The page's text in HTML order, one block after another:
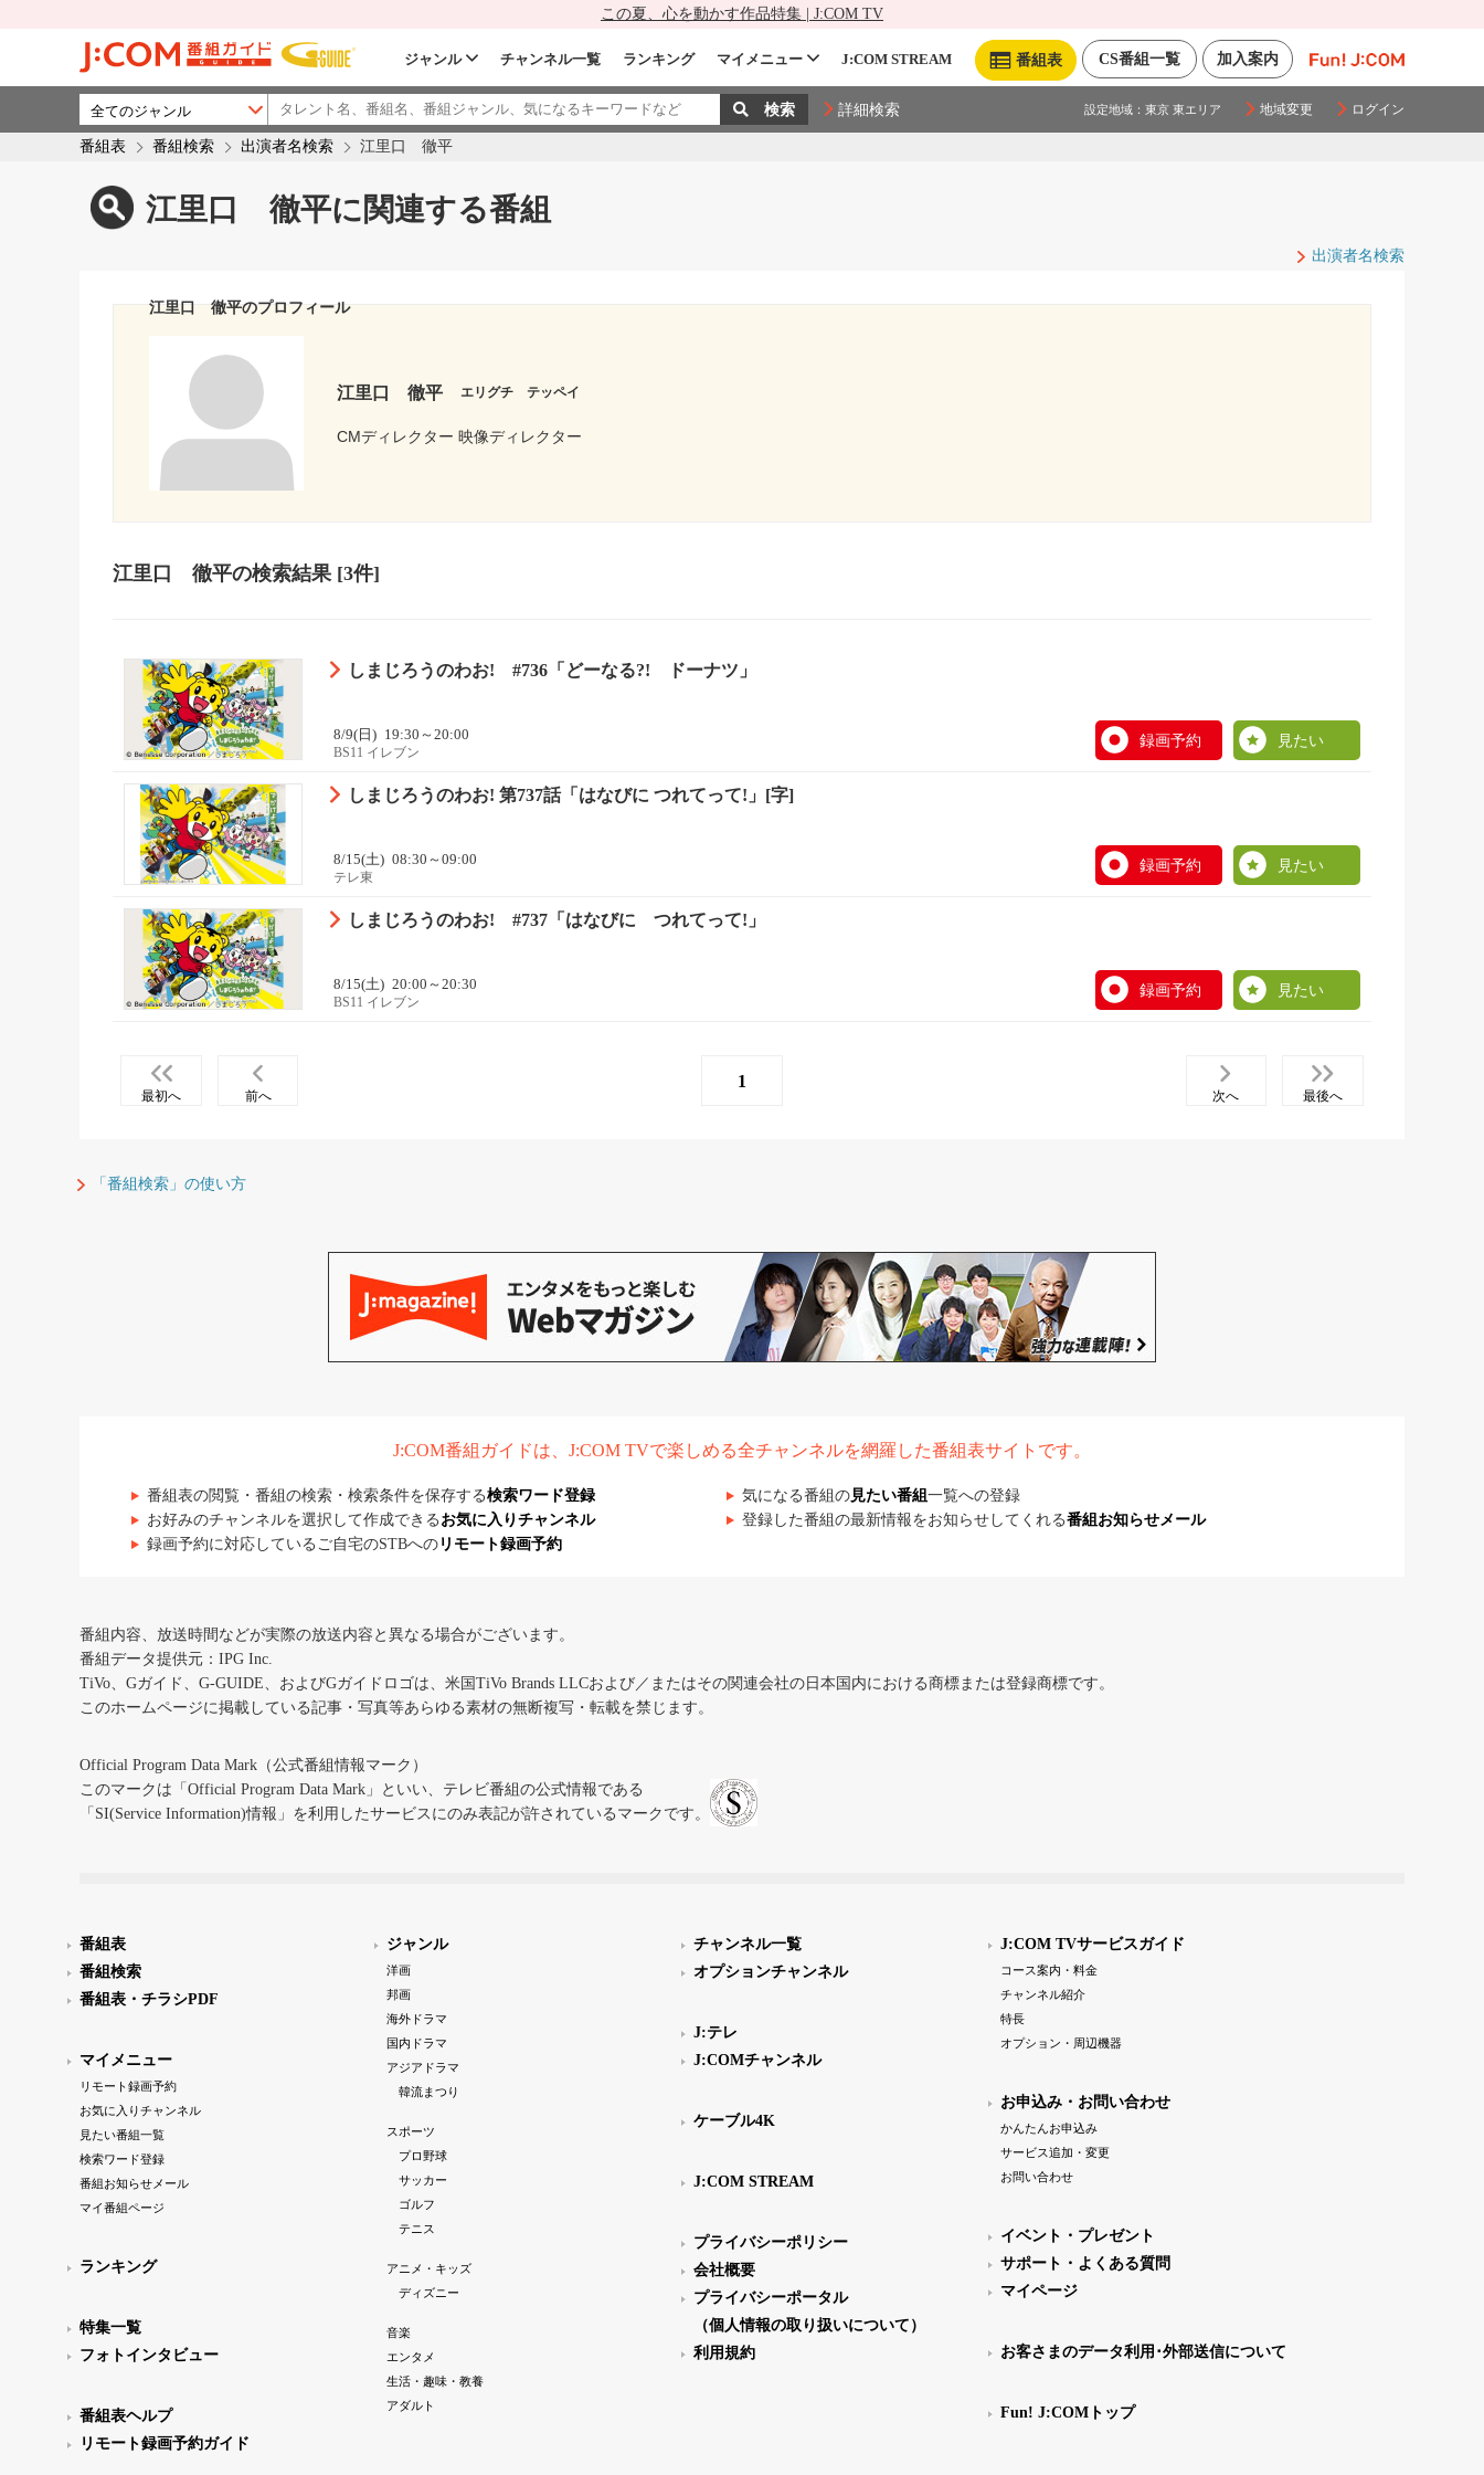
この夏、心を動かす作品特集 | J:COM TV
加入案内
CS番組一覧
番組表
ジャンル チャンネル一覧 ランキング マイメニュー J:COM STREAM
詳細検索 設定地域： 東京 東エリア 地域変更 ログイン
番組表 番組検索 出演者名検索 江里口 徹平
江里口 徹平に関連する番組
出演者名検索
江里口 徹平のプロフィール
江里口 徹平 エリグチ テッペイ
CMディレクター 映像ディレクター
江里口 徹平の検索結果[3件]
しまじろうのわお! #736「どーなる?! ドーナツ」
8/9(日) 19:30～20:00
BS11 イレブン
録画予約 見たい
しまじろうのわお! 第737話「はなびに つれてって!」[字]
8/15(土) 08:30～09:00
テレ東
録画予約 見たい
しまじろうのわお! #737「はなびに つれてって!」
8/15(土) 20:00～20:30
BS11 イレブン
録画予約 見たい
最初へ 前へ
1
次へ 最後へ
「番組検索」の使い方
J:COM番組ガイドは、J:COM TVで楽しめる全チャンネルを網羅した番組表サイトです。
番組表の閲覧・番組の検索・検索条件を保存する検索ワード登録 気になる番組の見たい番組 一覧への登録
お好みのチャンネルを選択して作成できる お気に入りチャンネル 登録した番組の最新情報をお知らせしてくれる番組お知らせメール
録画予約に対応しているご自宅のSTBへの リモート録画予約
番組内容、放送時間などが実際の放送内容と異なる場合がございます。
番組データ提供元：IPG Inc.
TiVo、Gガイド、G-GUIDE、およびGガイドロゴは、米国TiVo Brands LLCおよび／またはその関連会社の日本国内における商標または登録商標です。
このホームページに掲載している記事・写真等あらゆる素材の無断複写・転載を禁じます。
Official Program Data Mark（公式番組情報マーク）
このマークは「Official Program Data Mark」といい、テレビ番組の公式情報である
「SI(Service Information)情報」を利用したサービスにのみ表記が許されているマークです。
番組表
番組検索
番組表・チラシPDF
マイメニュー
リモート録画予約
お気に入りチャンネル
見たい番組一覧
検索ワード登録
番組お知らせメール
マイ番組ページ
ランキング
特集一覧
フォトインタビュー
番組表ヘルプ
リモート録画予約ガイド
ジャンル
洋画
邦画
海外ドラマ
国内ドラマ
アジアドラマ
韓流まつり
スポーツ
プロ野球
サッカー
ゴルフ
テニス
アニメ・キッズ
ディズニー
音楽
エンタメ
生活・趣味・教養
アダルト
チャンネル一覧
オプションチャンネル
J:テレ
J:COMチャンネル
ケーブル4K
J:COM STREAM
プライバシーポリシー
会社概要
プライバシーポータル
（個人情報の取り扱いについて）
利用規約
J:COM TVサービスガイド
コース案内・料金
チャンネル紹介
特長
オプション・周辺機器
お申込み・お問い合わせ
かんたんお申込み
サービス追加・変更
お問い合わせ
イベント・プレゼント
サポート・よくある質問
マイページ
お客さまのデータ利用･外部送信について
Fun! J:COMトップ